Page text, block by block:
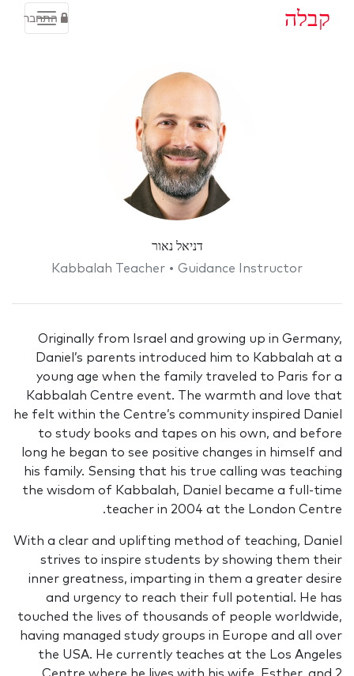
קבלה התחבר
דניאל נאור
Kabbalah Teacher • Guidance Instructor
Originally from Israel and growing up in Germany,
Daniel’s parents introduced him to Kabbalah at a
young age when the family traveled to Paris for a
Kabbalah Centre event. The warmth and love that
he felt within the Centre’s community inspired Daniel
to study books and tapes on his own, and before
long he began to see positive changes in himself and
his family. Sensing that his true calling was teaching
the wisdom of Kabbalah, Daniel became a full-time
teacher in 2004 at the London Centre.
With a clear and uplifting method of teaching, Daniel
strives to inspire students by showing them their
inner greatness, imparting in them a greater desire
and urgency to reach their full potential. He has
touched the lives of thousands of people worldwide,
having managed study groups in Europe and all over
the USA. He currently teaches at the Los Angeles